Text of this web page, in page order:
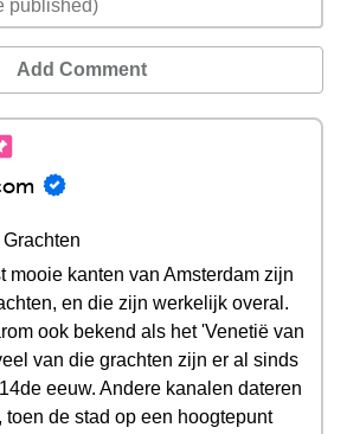
Add Comment
mooie kanten van Amsterdam zijn
en die zijn werkelijk overal.
ook bekend als het 'Venetië van
van die grachten zijn er al sinds
eeuw. Andere kanalen dateren
toen de stad op een hoogtepunt